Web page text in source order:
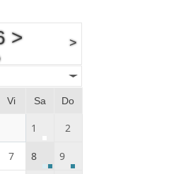
> >
Vi Sa Do
1 2
7 8 9